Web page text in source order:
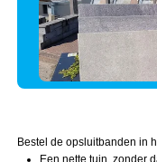
Bestel de opsluitbanden in
Een nette tuin, zonder